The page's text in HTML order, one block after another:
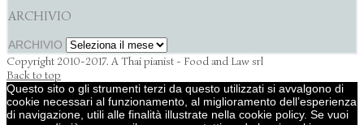
ARCHIVIO
ARCHIVIO
Copyright 2010-2017. A Thai pianist - Food and Law srl
Back to top
Questo sito o gli strumenti terzi da questo utilizzati si avvalgono di
cookie necessari al funzionamento, al miglioramento dell’esperienza
di navigazione, utili alle finalità illustrate nella cookie policy. Se vuoi